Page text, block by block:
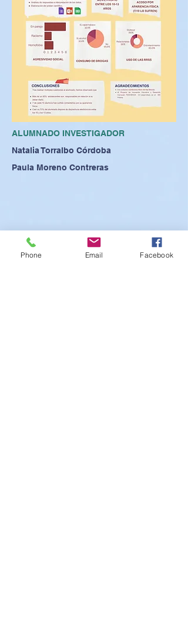
ALUMNADO INVESTIGADOR
Natalia Torralbo Córdoba
Paula Moreno Contreras
Phone Email Facebook